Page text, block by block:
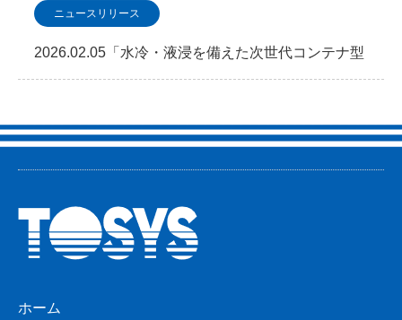
ニュースリリース
2026.02.05「水冷・液浸を備えた次世代コンテナ型
ホーム